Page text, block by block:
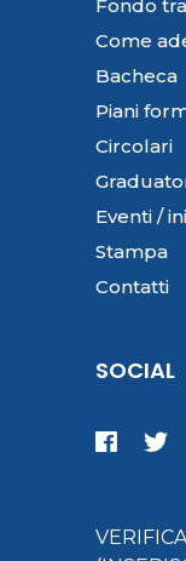
Fondo
Come
Bacheca
Piani
Circolari
Eventi /
Stampa
Contatti
SOCIAL